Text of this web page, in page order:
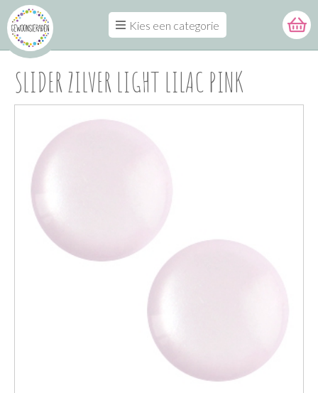
Kies een categorie
SLIDER ZILVER LIGHT LILAC PINK